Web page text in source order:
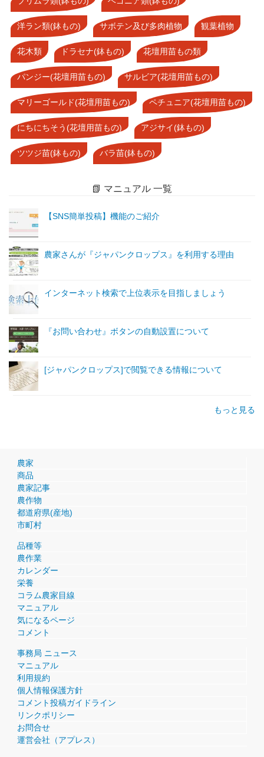
洋ラン類(鉢もの) サボテン及び多肉植物 観葉植物
花木類 ドラセナ(鉢もの) 花壇用苗もの類
パンジー(花壇用苗もの) サルビア(花壇用苗もの)
マリーゴールド(花壇用苗もの) ペチュニア(花壇用苗もの)
にちにちそう(花壇用苗もの) アジサイ(鉢もの)
ツツジ苗(鉢もの) バラ苗(鉢もの)
📗 マニュアル 一覧
【SNS簡単投稿】機能のご紹介
農家さんが『ジャパンクロップス』を利用する理由
インターネット検索で上位表示を目指しましょう
『お問い合わせ』ボタンの自動設置について
[ジャパンクロップス]で閲覧できる情報について
もっと見る
農家
商品
農家記事
農作物
都道府県(産地)
市町村
品種等
農作業
カレンダー
栄養
コラム農家目線
マニュアル
気になるページ
コメント
事務局 ニュース
マニュアル
利用規約
個人情報保護方針
コメント投稿ガイドライン
リンクポリシー
お問合せ
運営会社（アプレス）